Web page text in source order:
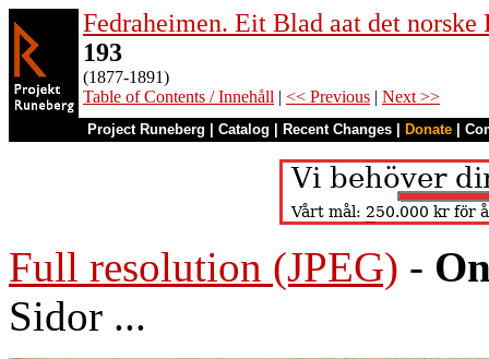
Fedraheimen. Eit Blad aat det norske
193
(1877-1891)
Table of Contents / Innehåll | << Previous | Next >>
Project Runeberg Catalog Recent Changes Donate
Full resolution (JPEG) -
Sidor ...